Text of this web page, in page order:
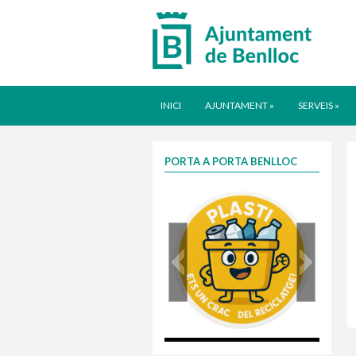
INICI AJUNTAMENT » SERVEIS »
PORTA A PORTA BENLLOC